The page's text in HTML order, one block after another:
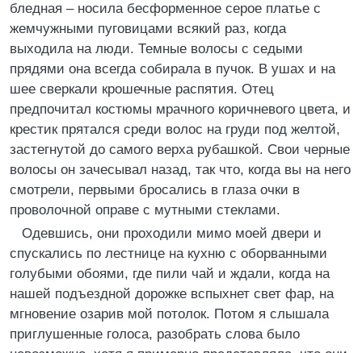
бледная – носила бесформенное серое платье с
жемчужными пуговицами всякий раз, когда
выходила на люди. Темные волосы с седыми
прядями она всегда собирала в пучок. В ушах и на
шее сверкали крошечные распятия. Отец
предпочитал костюмы мрачного коричневого цвета, и
крестик прятался среди волос на груди под желтой,
застегнутой до самого верха рубашкой. Свои черные
волосы он зачесывал назад, так что, когда вы на него
смотрели, первыми бросались в глаза очки в
проволочной оправе с мутными стеклами.
Одевшись, они проходили мимо моей двери и
спускались по лестнице на кухню с оборванными
голубыми обоями, где пили чай и ждали, когда на
нашей подъездной дорожке вспыхнет свет фар, на
мгновение озарив мой потолок. Потом я слышала
приглушенные голоса, разобрать слова было